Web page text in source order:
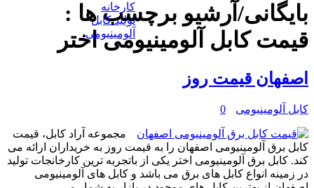
کارخانه
تولید کابل
آلومینیومی
بایگانی/آرشیو برچسب ها :
قیمت کابل آلومینیومی اختر
اصفهان قیمت روز
کابل آلومینیومی 0
مجموعه آراد کابل، قیمت
کابل برق آلومینیومی اصفهان را به قیمت روز به خریداران ارائه می
کند. کابل برق آلومینیومی اختر یکی از باتجربه ترین کارخانجات تولید
در زمینه انواع کابل های برق می باشد و کابل های آلومینیومی